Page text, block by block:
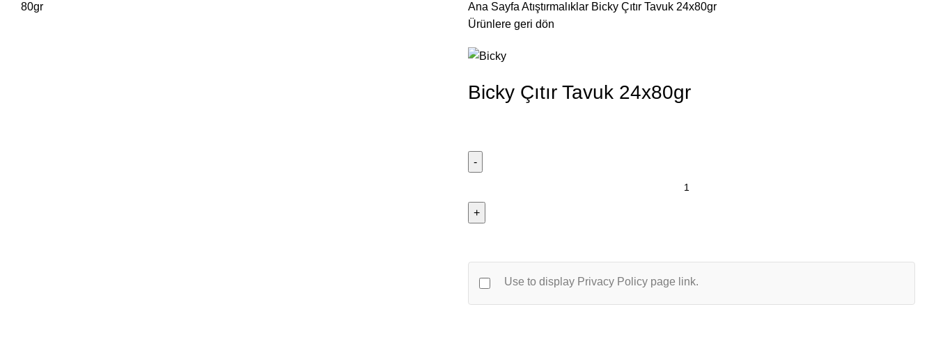
80gr Ana Sayfa Atıştırmalıklar Bicky Çıtır Tavuk 24x80gr
Ürünlere geri dön
Bicky Çıtır Tavuk 24x80gr
Chicken
Use to display Privacy Policy page link.